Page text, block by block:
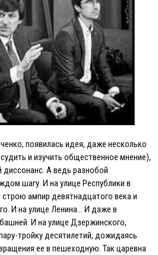
появилась идея, даже несколько
и изучить общественное мнение),
диссонанс. А ведь разнобой
шагу. И на улице Республики в
ампир девятнадцатого века и
И на улице Ленина… И даже в
И на улице Дзержинского,
тройку десятилетий, дожидаясь
ее в пешеходную. Так царевна